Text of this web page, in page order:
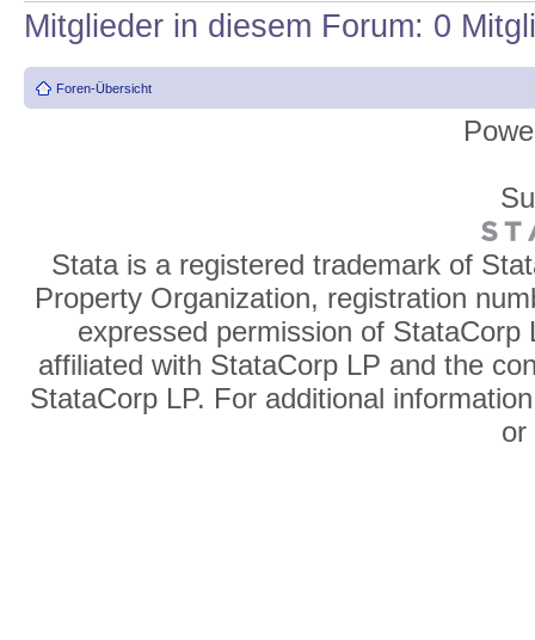
Mitglieder in diesem Forum: 0
Foren-Übersicht
Stata is a registered trademark of
Property Organization, registration
expressed permission of
affiliated with StataCorp LP and the
StataCorp LP. For additional
or